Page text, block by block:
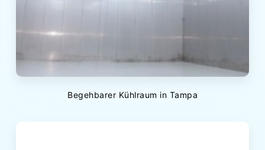
Begehbarer Kühlraum in Tampa